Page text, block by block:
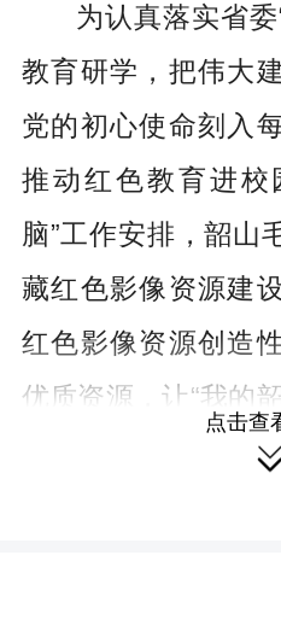
为认真落实省
教育研学，把伟大
党的初心使命刻入
推动红色教育进校
脑”工作安排，韶山
藏红色影像资源建
红色影像资源创造
优质资源，让“我的
点击查
